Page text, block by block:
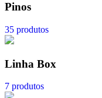
Pinos
35 produtos
Linha Box
7 produtos